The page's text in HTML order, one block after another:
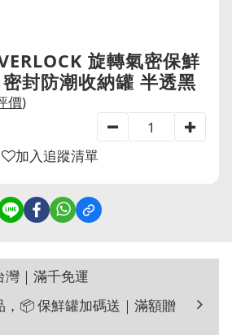
旋轉氣密保鮮
封防潮收納罐 半透黑
價)
加入追蹤清單
灣｜滿千免運
，📦 保鮮罐加碼送｜滿額贈